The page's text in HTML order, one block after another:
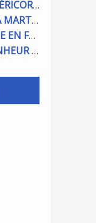
MÉNAGE À NOTRE DAME DE MISÉRICORDE : ON COMPTE SUR VOUS !
SOLENNITÉ DE L'ASSOMPTION À MARTIGUES ET PORT DE BOUC
PRIERE POUR ACCUEILLIR LE PAPE EN FRANCE
LE CHEMIN DES ESTIVES : LE BONHEUR À PORTÉE DE MAIN